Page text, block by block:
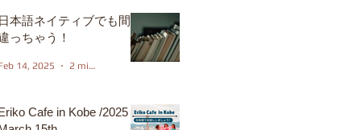
日本語ネイティブでも間
っちゃう！
14, 2025 2 min read
Eriko Cafe in Kobe /2025